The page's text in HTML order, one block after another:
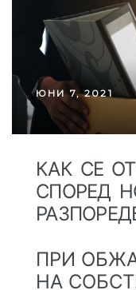
ЮНИ 7, 2021
КАК СЕ
СПОРЕД
ПРИ
НА